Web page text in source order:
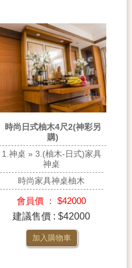
時尚日式柚木4尺2(神彩另
購)
1.神桌 » 3.(柚木-日式)家具
神桌
時尚家具神桌柚木
會員價 ： $42000
建議售價 : $42000
加入購物車